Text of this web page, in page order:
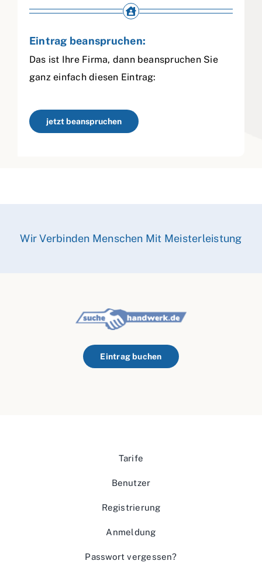
Eintrag beanspruchen:
Das ist Ihre Firma, dann beanspruchen Sie
ganz einfach diesen Eintrag:
jetzt beanspruchen
Wir Verbinden Menschen Mit Meisterleistung
Eintrag buchen
Tarife
Benutzer
Registrierung
Anmeldung
Passwort vergessen?